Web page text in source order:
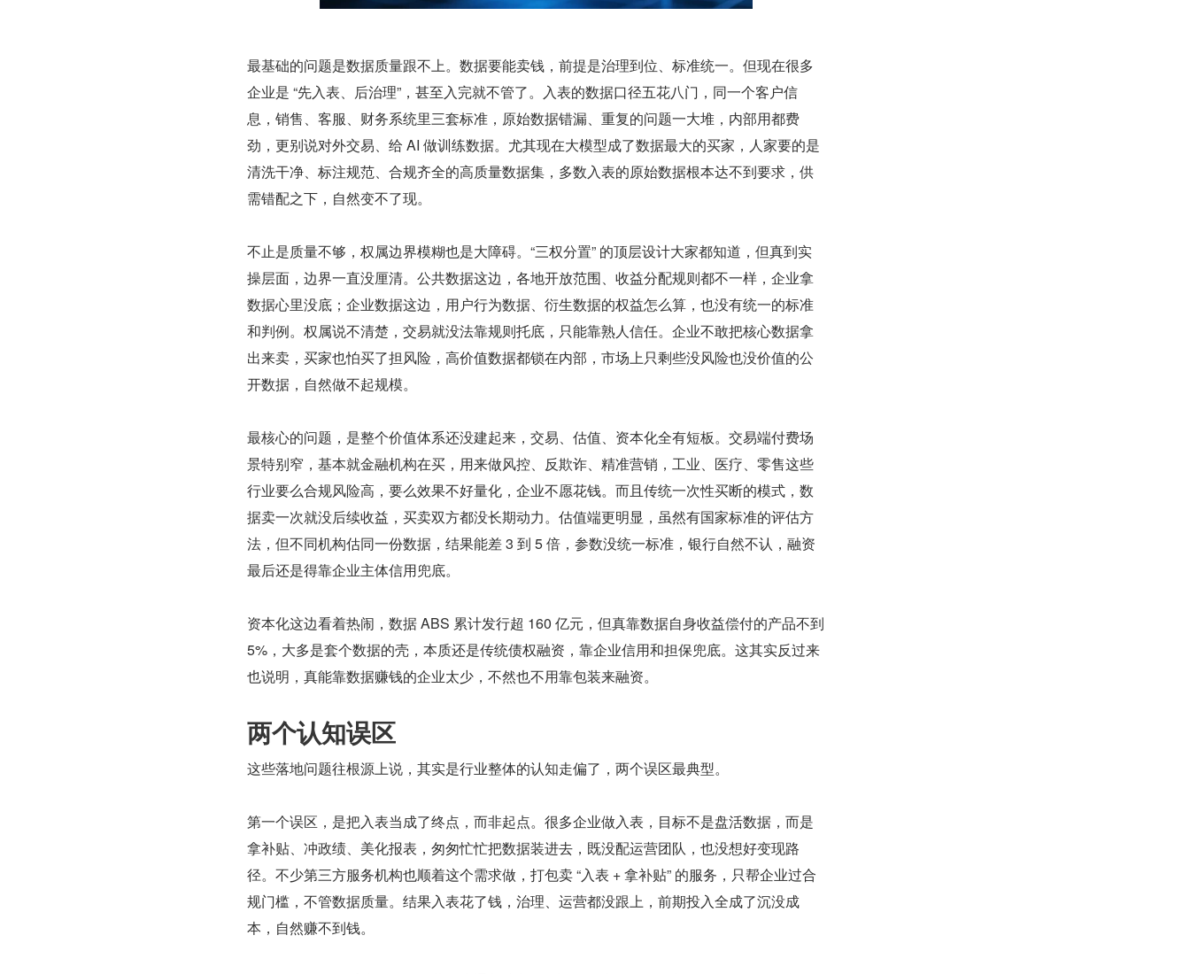
最基础的问题是数据质量跟不上。数据要能卖钱，前提是治理到位、标准统一。但现在很多
企业是 “先入表、后治理”，甚至入完就不管了。入表的数据口径五花八门，同一个客户信
息，销售、客服、财务系统里三套标准，原始数据错漏、重复的问题一大堆，内部用都费
劲，更别说对外交易、给 AI 做训练数据。尤其现在大模型成了数据最大的买家，人家要的是
清洗干净、标注规范、合规齐全的高质量数据集，多数入表的原始数据根本达不到要求，供
需错配之下，自然变不了现。
不止是质量不够，权属边界模糊也是大障碍。“三权分置” 的顶层设计大家都知道，但真到实
操层面，边界一直没厘清。公共数据这边，各地开放范围、收益分配规则都不一样，企业拿
数据心里没底；企业数据这边，用户行为数据、衍生数据的权益怎么算，也没有统一的标准
和判例。权属说不清楚，交易就没法靠规则托底，只能靠熟人信任。企业不敢把核心数据拿
出来卖，买家也怕买了担风险，高价值数据都锁在内部，市场上只剩些没风险也没价值的公
开数据，自然做不起规模。
最核心的问题，是整个价值体系还没建起来，交易、估值、资本化全有短板。交易端付费场
景特别窄，基本就金融机构在买，用来做风控、反欺诈、精准营销，工业、医疗、零售这些
行业要么合规风险高，要么效果不好量化，企业不愿花钱。而且传统一次性买断的模式，数
据卖一次就没后续收益，买卖双方都没长期动力。估值端更明显，虽然有国家标准的评估方
法，但不同机构估同一份数据，结果能差 3 到 5 倍，参数没统一标准，银行自然不认，融资
最后还是得靠企业主体信用兜底。
资本化这边看着热闹，数据 ABS 累计发行超 160 亿元，但真靠数据自身收益偿付的产品不到
5%，大多是套个数据的壳，本质还是传统债权融资，靠企业信用和担保兜底。这其实反过来
也说明，真能靠数据赚钱的企业太少，不然也不用靠包装来融资。
两个认知误区
这些落地问题往根源上说，其实是行业整体的认知走偏了，两个误区最典型。
第一个误区，是把入表当成了终点，而非起点。很多企业做入表，目标不是盘活数据，而是
拿补贴、冲政绩、美化报表，匆匆忙忙把数据装进去，既没配运营团队，也没想好变现路
径。不少第三方服务机构也顺着这个需求做，打包卖 “入表 + 拿补贴” 的服务，只帮企业过合
规门槛，不管数据质量。结果入表花了钱，治理、运营都没跟上，前期投入全成了沉没成
本，自然赚不到钱。